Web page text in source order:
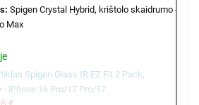
Spigen Crystal Hybrid, krištolo skaidrumo -
Max
Spigen Glass tR EZ Fit 2 Pack,
- iPhone 16 Pro/17 Pro/17